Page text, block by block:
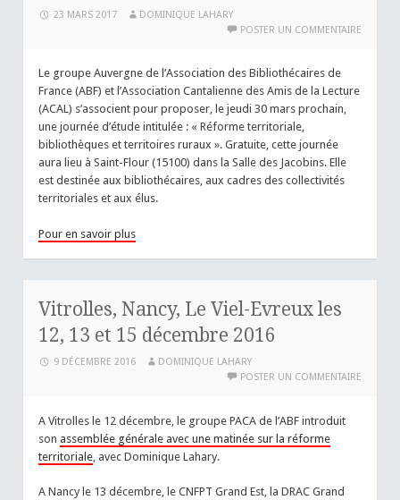
23 MARS 2017
DOMINIQUE LAHARY
POSTER UN COMMENTAIRE
Le groupe Auvergne de l’Association des Bibliothécaires de
France (ABF) et l’Association Cantalienne des Amis de la Lecture
(ACAL) s’associent pour proposer, le jeudi 30 mars prochain,
une journée d’étude intitulée : « Réforme territoriale,
bibliothèques et territoires ruraux ». Gratuite, cette journée
aura lieu à Saint-Flour (15100) dans la Salle des Jacobins. Elle
est destinée aux bibliothécaires, aux cadres des collectivités
territoriales et aux élus.
Pour en savoir plus
Vitrolles, Nancy, Le Viel-Evreux les
12, 13 et 15 décembre 2016
9 DÉCEMBRE 2016
DOMINIQUE LAHARY
POSTER UN COMMENTAIRE
A Vitrolles le 12 décembre, le groupe PACA de l’ABF introduit
son assemblée générale avec une matinée sur la réforme
territoriale , avec Dominique Lahary.
A Nancy le 13 décembre, le CNFPT Grand Est, la DRAC Grand